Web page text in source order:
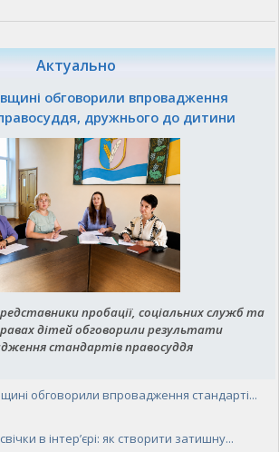
Актуально
обговорили впровадження
дружнього до дитини
пробації, соціальних служб та
дітей обговорили результати
стандартів правосуддя
обговорили впровадження стандарті...
в інтер’єрі: як створити затишну...